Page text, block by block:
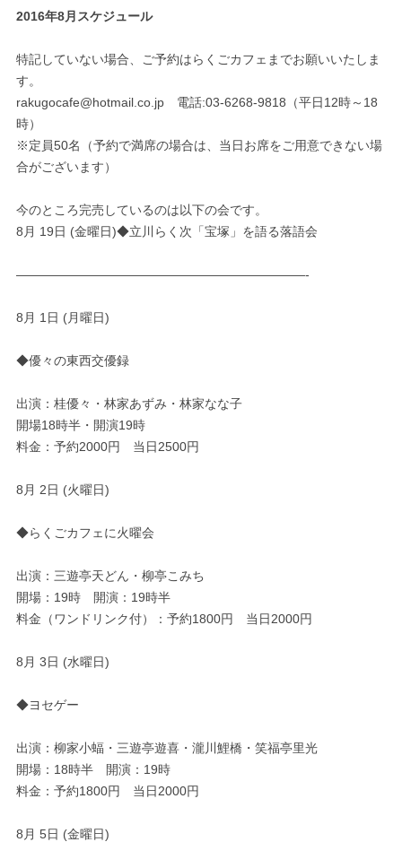
2016年8月スケジュール
特記していない場合、ご予約はらくごカフェまでお願いいたしま
す。
rakugocafe@hotmail.co.jp 電話:03-6268-9818（平日12時～18
時）
※定員50名（予約で満席の場合は、当日お席をご用意できない場
合がございます）
今のところ完売しているのは以下の会です。
8月 19日 (金曜日)◆立川らく次「宝塚」を語る落語会
———————————————————————-
8月 1日 (月曜日)
◆優々の東西交優録
出演：桂優々・林家あずみ・林家なな子
開場18時半・開演19時
料金：予約2000円 当日2500円
8月 2日 (火曜日)
◆らくごカフェに火曜会
出演：三遊亭天どん・柳亭こみち
開場：19時 開演：19時半
料金（ワンドリンク付）：予約1800円 当日2000円
8月 3日 (水曜日)
◆ヨセゲー
出演：柳家小蝠・三遊亭遊喜・瀧川鯉橋・笑福亭里光
開場：18時半 開演：19時
料金：予約1800円 当日2000円
8月 5日 (金曜日)